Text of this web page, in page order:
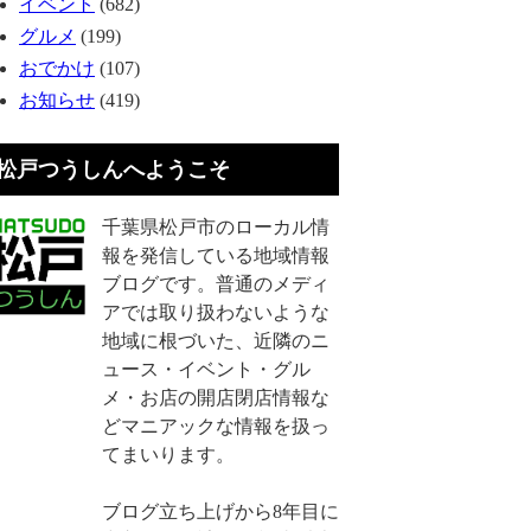
イベント (682)
グルメ (199)
おでかけ (107)
お知らせ (419)
戸つうしんへようこそ
千葉県松戸市のローカル情
報を発信している地域情報
ブログです。普通のメディ
アでは取り扱わないような
地域に根づいた、近隣のニ
ュース・イベント・グル
メ・お店の開店閉店情報な
どマニアックな情報を扱っ
てまいります。
ブログ立ち上げから8年目に